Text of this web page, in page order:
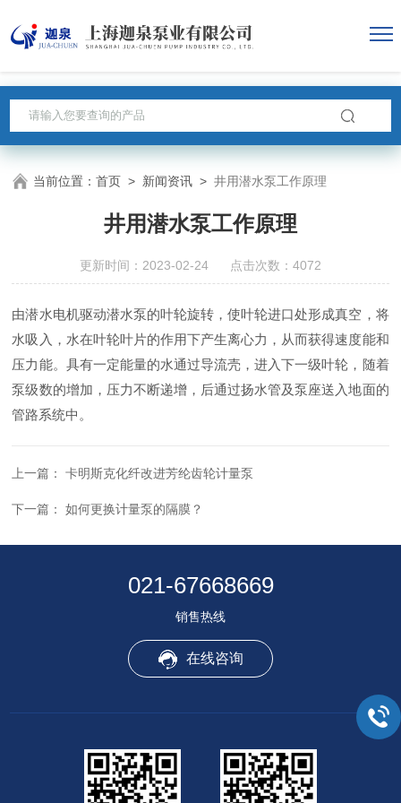
当前位置：首页 > 新闻资讯 >井用潜水泵工作原理
井用潜水泵工作原理
更新时间：2023-02-24 点击次数：4072
由潜水电机驱动潜水泵的叶轮旋转，使叶轮进口处形成真空，将
水吸入，水在叶轮叶片的作用下产生离心力，从而获得速度能和
压力能。具有一定能量的水通过导流壳，进入下一级叶轮，随着
泵级数的增加，压力不断递增，后通过扬水管及泵座送入地面的
管路系统中。
上一篇：卡明斯克化纤改进芳纶齿轮计量泵
下一篇：如何更换计量泵的隔膜？
021-67668669
销售热线
在线咨询